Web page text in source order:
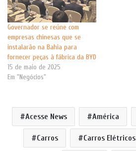
Governador se reúne com
empresas chinesas que se
instalarão na Bahia para
fornecer peças à fábrica da BYD
15 de maio de 2025
Em "Negócios"
Acesse News América
Carros Carros Elétricos